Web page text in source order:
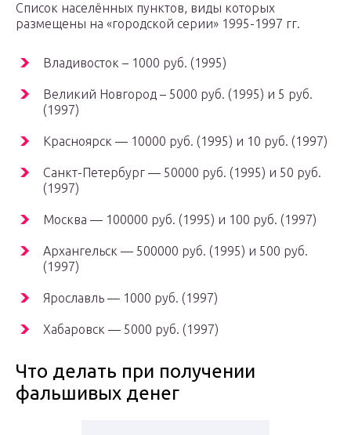
Список населённых пунктов, виды которых
размещены на «городской серии» 1995-1997 гг.
Владивосток – 1000 руб. (1995)
Великий Новгород – 5000 руб. (1995) и 5 руб.
(1997)
Красноярск — 10000 руб. (1995) и 10 руб. (1997)
Санкт-Петербург — 50000 руб. (1995) и 50 руб.
(1997)
Москва — 100000 руб. (1995) и 100 руб. (1997)
Архангельск — 500000 руб. (1995) и 500 руб.
(1997)
Ярославль — 1000 руб. (1997)
Хабаровск — 5000 руб. (1997)
Что делать при получении
фальшивых денег